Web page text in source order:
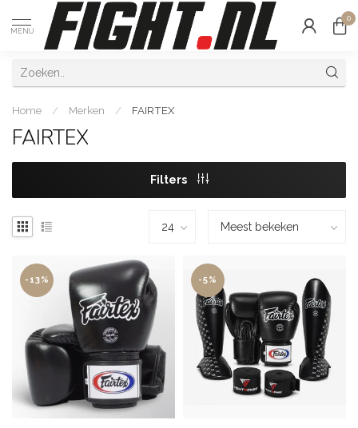
MENU
0
Home / Merken / FAIRTEX
FAIRTEX
Filters
-13% -5%